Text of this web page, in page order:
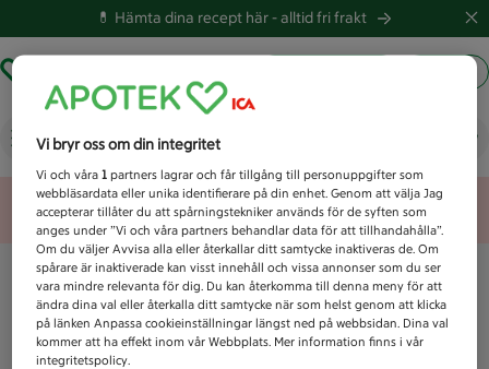
💊 Hämta dina recept här -alltid fri frakt
Vad letar du efter idag?
Unknown error
Vi bryr oss om din integritet
Vi och våra1 partners lagrar och får tillgång till personuppgifter som
webbläsardata eller unika identifierare på din enhet. Genom att välja Jag
accepterar tillåter du att spårningstekniker används för de syften som
anges under ”Vi och våra partners behandlar data för att tillhandahålla”.
Om du väljer Avvisa alla eller återkallar ditt samtycke inaktiveras de. Om
spårare är inaktiverade kan visst innehåll och vissa annonser som du ser
vara mindre relevanta för dig. Du kan återkomma till denna meny för att
ändra dina val eller återkalla ditt samtycke när som helst genom att klicka
på länken Anpassa cookieinställningar längst ned på webbsidan. Dina val
kommer att ha effekt inom vår Webbplats. Mer information finns i vår
integritetspolicy.